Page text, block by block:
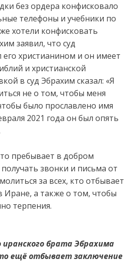
без ордера конфисковало
телефоны и учебники по
хотели конфисковать
заявил, что суд
христианином и он имеет
и христианской
в суд Эбрахим сказал: «Я
не о том, чтобы меня
было прославлено имя
2021 года он был опять
пребывает в добром
звонки и письма от
за всех, кто отбывает
Иране, а также о том, чтобы
терпения.
брата Эбрахима
ещё отбывает заключение